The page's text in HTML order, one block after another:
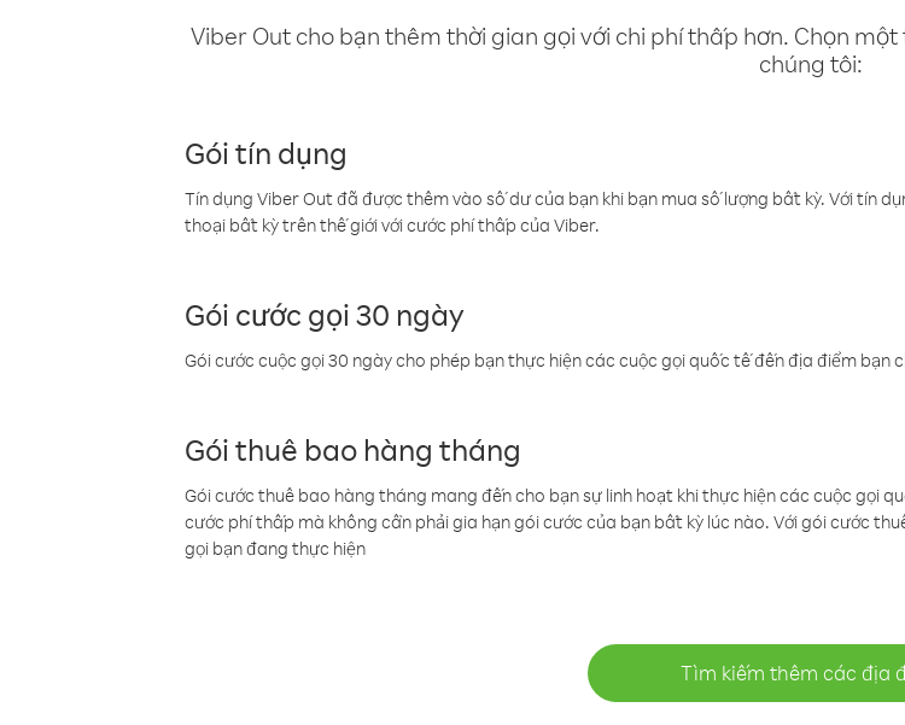
Viber Out cho bạn thêm thời gian gọi với chi phí thấp hơn. Chọn
chúng tôi:
Gói tín dụng
Tín dụng Viber Out đã được thêm vào số dư của bạn khi bạn mua số lượng bất kỳ. Với tín
thoại bất kỳ trên thế giới với cước phí thấp của Viber.
Gói cước gọi 30 ngày
Gói cước cuộc gọi 30 ngày cho phép bạn thực hiện các cuộc gọi quốc tế đến địa điểm bạn
Gói thuê bao hàng tháng
Gói cước thuê bao hàng tháng mang đến cho bạn sự linh hoạt khi thực hiện các cuộc gọi
cước phí thấp mà không cần phải gia hạn gói cước của bạn bất kỳ lúc nào. Với gói cước
gọi bạn đang thực hiện
Tìm kiếm thêm các địa